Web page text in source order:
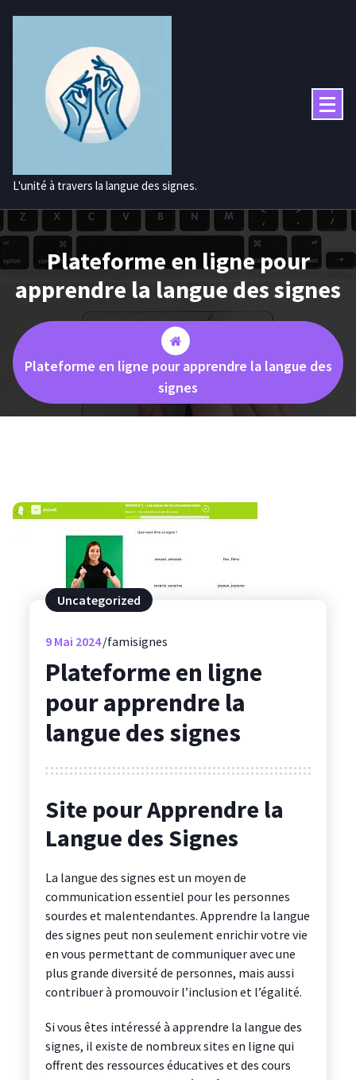
L'unité à travers la langue des signes.
Plateforme en ligne pour
apprendre la langue des signes
Plateforme en ligne pour apprendre la langue des
signes
Uncategorized
9Mai 2024 famisignes
Plateforme en ligne
pour apprendre la
langue des signes
Site pour Apprendre la
Langue des Signes
La langue des signes est un moyen de
communication essentiel pour les personnes
sourdes et malentendantes. Apprendre la langue
des signes peut non seulement enrichir votre vie
en vous permettant de communiquer avec une
plus grande diversité de personnes, mais aussi
contribuer à promouvoir l’inclusion et l’égalité.
Si vous êtes intéressé à apprendre la langue des
signes, il existe de nombreux sites en ligne qui
offrent des ressources éducatives et des cours